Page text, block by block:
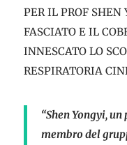
PER IL PROF SHEN
FASCIATO E IL
INNESCATO LO
RESPIRATORIA
“Shen Yongyi,
membro del